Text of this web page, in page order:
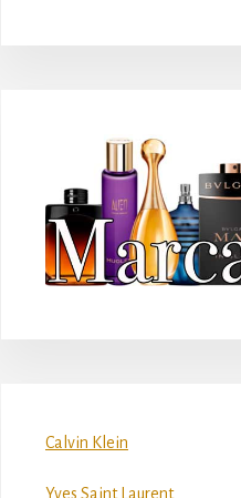
Calvin Klein
Yves Saint Laurent